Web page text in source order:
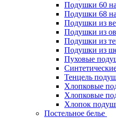
Подушки 60
Подушки 68
Подушки из
Подушки из
Подушки из
Подушки из
Пуховые
Тенцель
Хлопковые
Хлопковые
Хлопок
Постельное белье